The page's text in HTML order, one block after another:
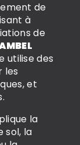
de
à
de
utilise des
les
et
la
sol, la